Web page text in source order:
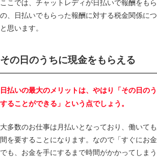
の、日払いでもらった報酬に対する税金関係に
と思います。
その日のうちに現金をもらえる
日払いの最大のメリットは、やはり「その日の
することができる」という点でしょう。
大多数のお仕事は月払いとなっており、働いて
間を要することになります。なので「すぐにお
でも、お金を手にするまで時間がかかってしま